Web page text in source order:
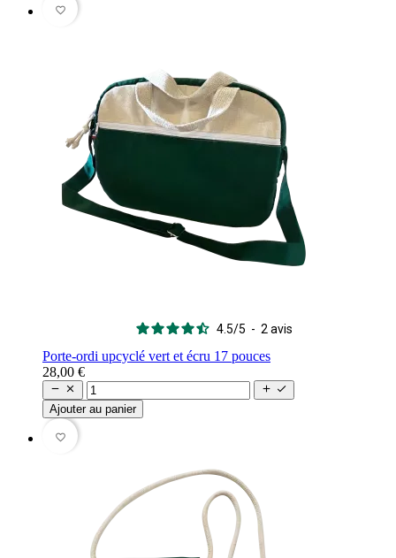
favorite_border
4.5/5 - 2 avis
Porte-ordi upcyclé vert et écru 17 pouces
28,00 €
   
Ajouter au panier
favorite_border